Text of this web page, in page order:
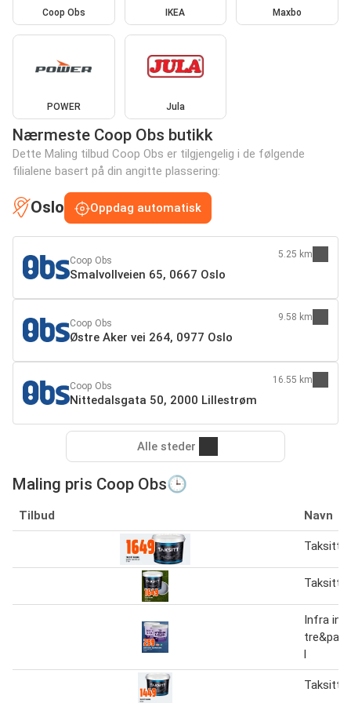
Coop Obs IKEA Maxbo
POWER Jula
Nærmeste Coop Obs butikk
Dette Maling tilbud Coop Obs er tilgjengelig i de følgende
filialene basert på din angitte plassering:
Oslo Oppdag automatisk
Coop Obs
Smalvollveien 65, 0667 Oslo
5.25 km
Coop Obs
Østre Aker vei 264, 0977 Oslo
9.58 km
Coop Obs
Nittedalsgata 50, 2000 Lillestrøm
16.55 km
Alle steder
Maling pris Coop Obs🕒
Tilbud Navn
Taksitt
Taksitt
Infra
l
Taksitt